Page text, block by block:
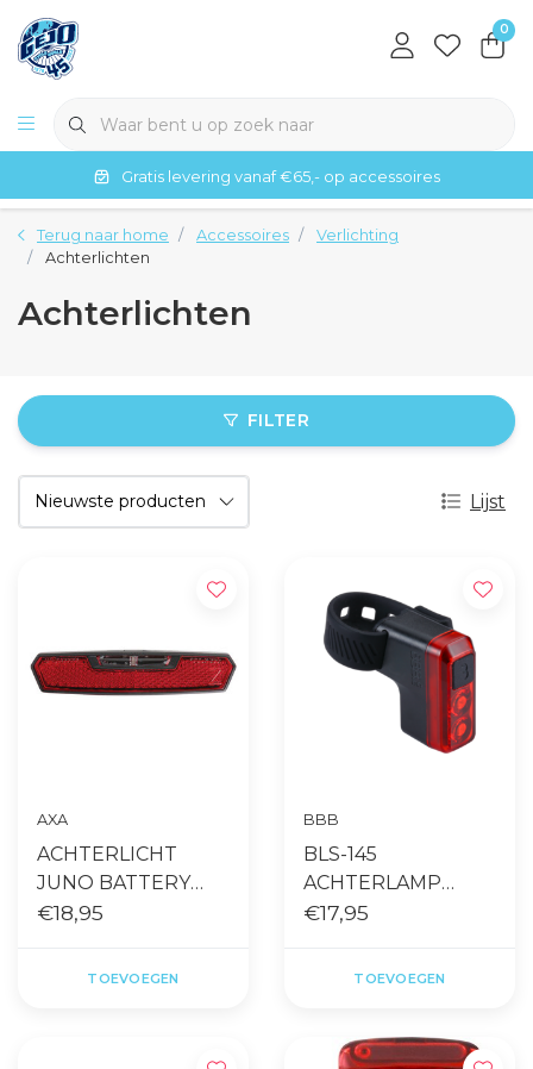
0
Gratis levering vanaf €65,- op accessoires
Terug naar home Accessoires
Verlichting
Achterlichten
Achterlichten
FILTER
Lijst
AXA
ACHTERLICHT
JUNO BATTERY
LED 80MM ZW
€18,95
TOEVOEGEN
BBB
BLS-145
ACHTERLAMP
SALUTE
ZWART
€17,95
TOEVOEGEN